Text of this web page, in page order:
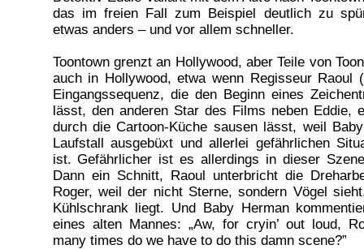
das im freien Fall zum Beispiel deutlich zu
etwas anders – und vor allem schneller.
Toontown grenzt an Hollywood, aber Teile von
auch in Hollywood, etwa wenn Regisseur Raoul
Eingangssequenz, die den Beginn eines
lässt, den anderen Star des Films neben Eddie,
durch die Cartoon-Küche sausen lässt, weil
Laufstall ausgebüxt und allerlei gefährlichen
ist. Gefährlicher ist es allerdings in dieser
Dann ein Schnitt, Raoul unterbricht die
Roger, weil der nicht Sterne, sondern Vögel
Kühlschrank liegt. Und Baby Herman
eines alten Mannes: „Aw, for cryin’ out loud,
many times do we have to do this damn scene?”